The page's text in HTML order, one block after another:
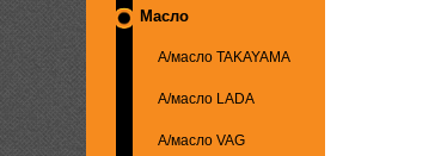
Масло
А/масло TAKAYAMA
А/масло LADA
А/масло VAG